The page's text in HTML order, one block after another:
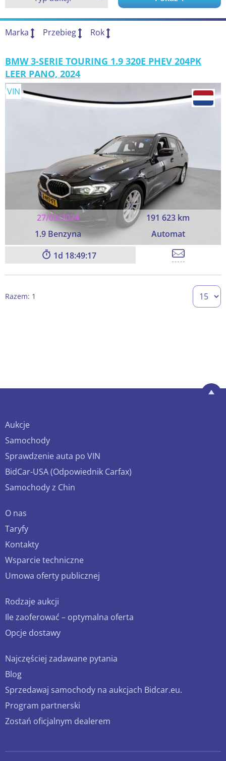
Marka Przebieg Rok
BMW 3-SERIE TOURING 1.9 320E PHEV 204PK
LEER PANO, 2024
27/03/2024
191 623 km
1.9 Benzyna
Automat
VIN
1 18:49:17
Razem: 1
Aukcje
Samochody
Sprawdzenie auta po VIN
BidCar-USA (Odpowiednik Carfax)
Samochody z Chin
O nas
Taryfy
Kontakty
Wsparcie techniczne
Umowa oferty publicznej
Rodzaje aukcji
Ile zaoferować – optymalna oferta
Opcje dostawy
Najczęściej zadawane pytania
Blog
Sprzedawaj samochody na aukcjach Bidcar.eu.
Program partnerski
Zostań oficjalnym dealerem